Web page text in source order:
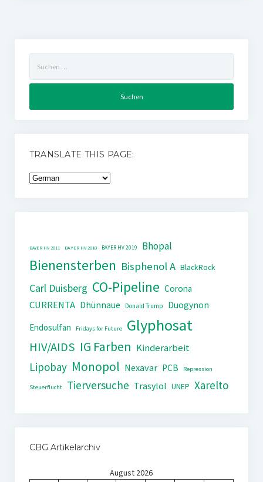
nach:
TRANSLATE THIS PAGE:
BAYER HV 2011 BAYER HV 2018 BAYER HV 2019 Bhopal
Bienensterben Bisphenol A BlackRock
Carl Duisberg CO-Pipeline Corona
CURRENTA Dhünnaue Donald Trump
Duogynon
Endosulfan
Fridays for Future Glyphosat
HIV/AIDS IG Farben Kinderarbeit
Lipobay Monopol Nexavar PCB Repression
Steuerflucht Tierversuche Trasylol UNEP Xarelto
CBG Artikelarchiv
August 2026